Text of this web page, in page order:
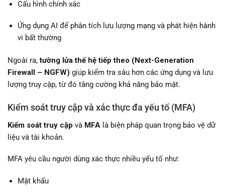
Cấu hình chính xác
Ứng dụng AI để phân tích lưu lượng mạng và phát hiện hành
vi bất thường
Ngoài ra,tường lửa thế hệ tiếp theo (Next-Generation
Firewall – NGFW) giúp kiểm tra sâu hơn các ứng dụng và lưu
lượng truy cập, từ đó tăng cường khả năng bảo mật.
Kiểm soát truy cập và xác thực đa yếu tố (MFA)
Kiểm soát truy cập và MFA là biện pháp quan trọng bảo vệ dữ
liệu và tài khoản.
MFA yêu cầu người dùng xác thực nhiều yếu tố như:
Mật khẩu